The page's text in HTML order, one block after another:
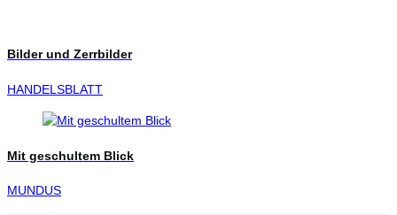
Bilder und Zerrbilder
HANDELSBLATT
Mit geschultem Blick
MUNDUS